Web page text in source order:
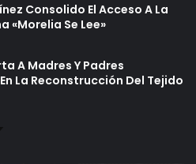
Consolido El Acceso A La
«Morelia Se Lee»
A Madres Y Padres
La Reconstrucción Del Tejido